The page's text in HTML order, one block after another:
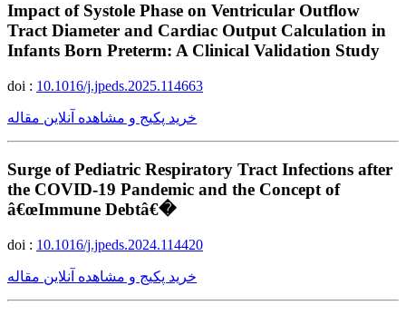
Impact of Systole Phase on Ventricular Outflow
Tract Diameter and Cardiac Output Calculation in
Infants Born Preterm: A Clinical Validation Study
doi : 10.1016/j.jpeds.2025.114663
خرید پکیج و مشاهده آنلاین مقاله
Surge of Pediatric Respiratory Tract Infections after
the COVID-19 Pandemic and the Concept of
â€œImmune Debtâ€�
doi : 10.1016/j.jpeds.2024.114420
خرید پکیج و مشاهده آنلاین مقاله